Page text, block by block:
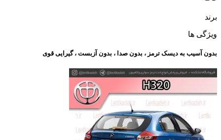
برند
ویژگی ها
بدون آسیب به دیسک ترمز ، بدون صدا ، بدون آزبست ، گیرایی قوی​